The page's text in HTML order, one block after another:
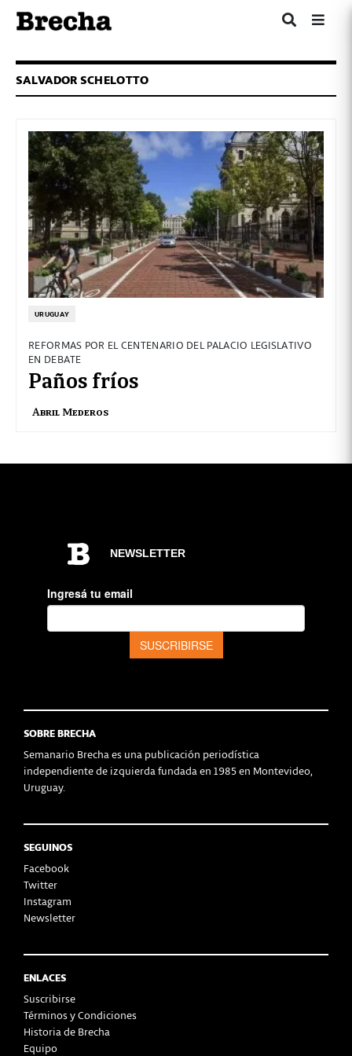
SALVADOR SCHELOTTO
URUGUAY
REFORMAS POR EL CENTENARIO DEL PALACIO LEGISLATIVO
EN DEBATE
Paños fríos
Abril Mederos
SOBRE BRECHA
Semanario Brecha es una publicación periodística
independiente de izquierda fundada en 1985 en Montevideo,
Uruguay.
SEGUINOS
Facebook
Twitter
Instagram
Newsletter
ENLACES
Suscribirse
Términos y Condiciones
Historia de Brecha
Equipo